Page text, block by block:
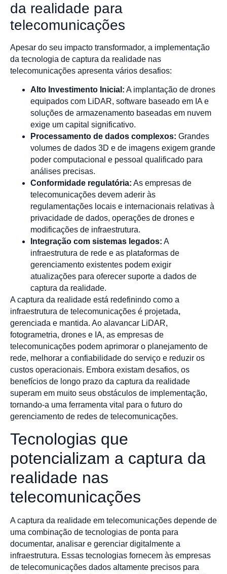
da realidade para
telecomunicações
Apesar do seu impacto transformador, a implementação
da tecnologia de captura da realidade nas
telecomunicações apresenta vários desafios:
Alto Investimento Inicial: A implantação de drones
equipados com LiDAR, software baseado em IA e
soluções de armazenamento baseadas em nuvem
exige um capital significativo.
Processamento de dados complexos: Grandes
volumes de dados 3D e de imagens exigem grande
poder computacional e pessoal qualificado para
análises precisas.
Conformidade regulatória: As empresas de
telecomunicações devem aderir às
regulamentações locais e internacionais relativas à
privacidade de dados, operações de drones e
modificações de infraestrutura.
Integração com sistemas legados: A
infraestrutura de rede e as plataformas de
gerenciamento existentes podem exigir
atualizações para oferecer suporte a dados de
captura da realidade.
A captura da realidade está redefinindo como a
infraestrutura de telecomunicações é projetada,
gerenciada e mantida. Ao alavancar LiDAR,
fotogrametria, drones e IA, as empresas de
telecomunicações podem aprimorar o planejamento de
rede, melhorar a confiabilidade do serviço e reduzir os
custos operacionais. Embora existam desafios, os
benefícios de longo prazo da captura da realidade
superam em muito seus obstáculos de implementação,
tornando-a uma ferramenta vital para o futuro do
gerenciamento de redes de telecomunicações.
Tecnologias que
potencializam a captura da
realidade nas
telecomunicações
A captura da realidade em telecomunicações depende de
uma combinação de tecnologias de ponta para
documentar, analisar e gerenciar digitalmente a
infraestrutura. Essas tecnologias fornecem às empresas
de telecomunicações dados altamente precisos para